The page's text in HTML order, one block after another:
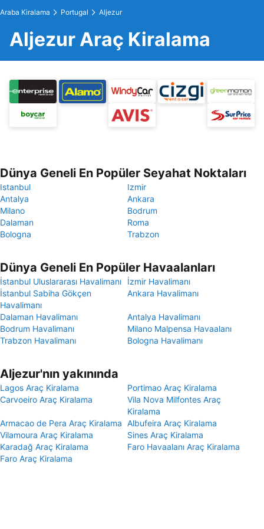
Araba Kiralama Portugal Aljezur
Aljezur Araç Kiralama
Dünya Geneli En Popüler Seyahat Noktaları
Istanbul
Izmir
Antalya
Ankara
Milano
Bodrum
Dalaman
Roma
Bologna
Trabzon
Dünya Geneli En Popüler Havaalanları
İstanbul Uluslararası Havalimanı
İzmir Havalimanı
İstanbul Sabiha Gökçen
Havalimanı
Ankara Havalimanı
Dalaman Havalimanı
Antalya Havalimanı
Bodrum Havalimanı
Milano Malpensa Havaalanı
Trabzon Havalimanı
Bologna Havalimanı
Aljezur'nın yakınında
Lagos Araç Kiralama
Portimao Araç Kiralama
Carvoeiro Araç Kiralama
Vila Nova Milfontes Araç
Kiralama
Armacao de Pera Araç Kiralama Albufeira Araç Kiralama
Vilamoura Araç Kiralama
Sines Araç Kiralama
Karadağ Araç Kiralama
Faro Havaalanı Araç Kiralama
Faro Araç Kiralama